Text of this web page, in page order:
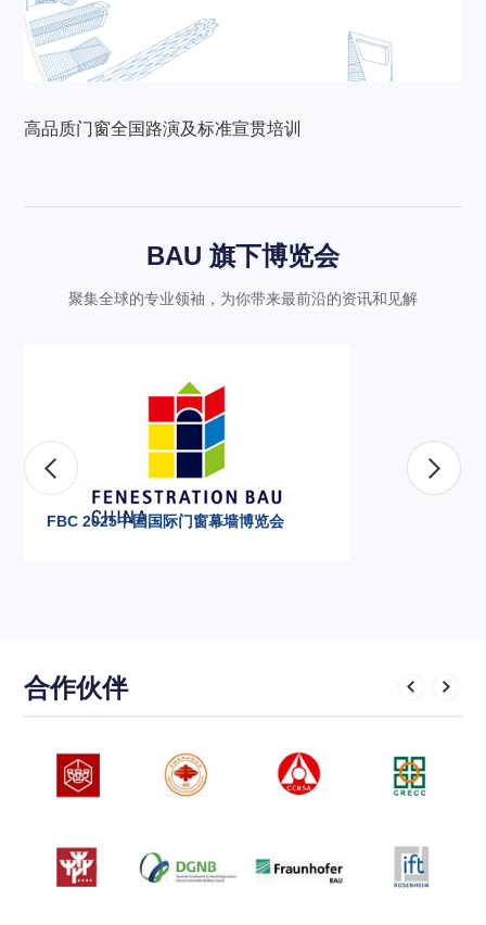
高品质门窗全国路演及标准宣贯培训
BAU 旗下博览会
聚集全球的专业领袖，为你带来最前沿的资讯和见解
FBC 2025中国国际门窗幕墙博览会
合作伙伴